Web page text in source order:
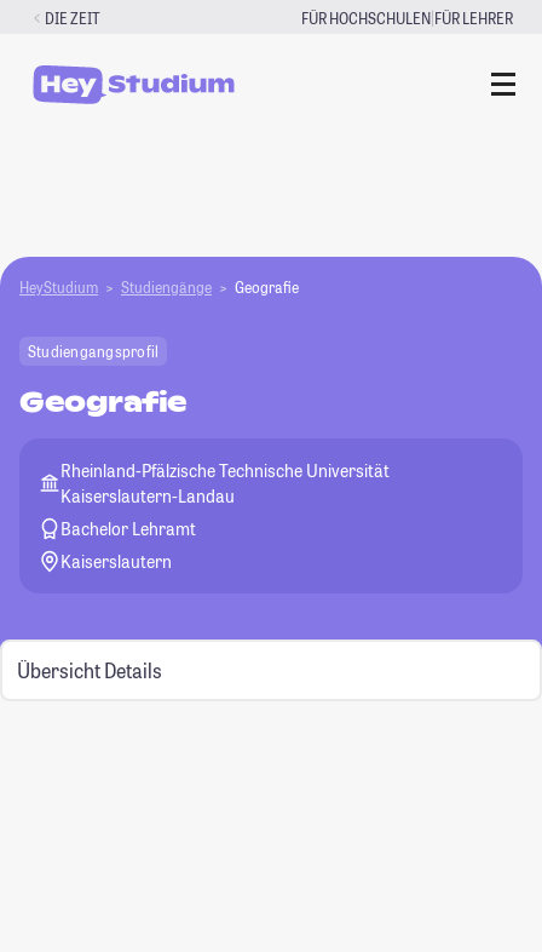
Zum
springen
DIE ZEIT FÜR HOCHSCHULEN|FÜR LEHRER
HeyStudium Studiengänge Geografie
Studiengangsprofil
Geografie
Rheinland-Pfälzische Technische Universität
Kaiserslautern-Landau
Bachelor Lehramt
Kaiserslautern
Übersicht Details